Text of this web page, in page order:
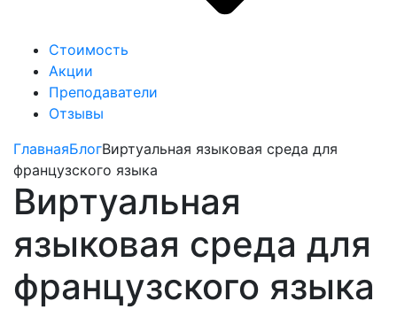
Стоимость
Акции
Преподаватели
Отзывы
ГлавнаяБлогВиртуальная языковая среда для
французского языка
Виртуальная
языковая среда для
французского языка